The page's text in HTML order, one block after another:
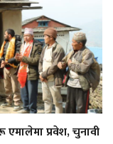
प्रवेश, चुनावी